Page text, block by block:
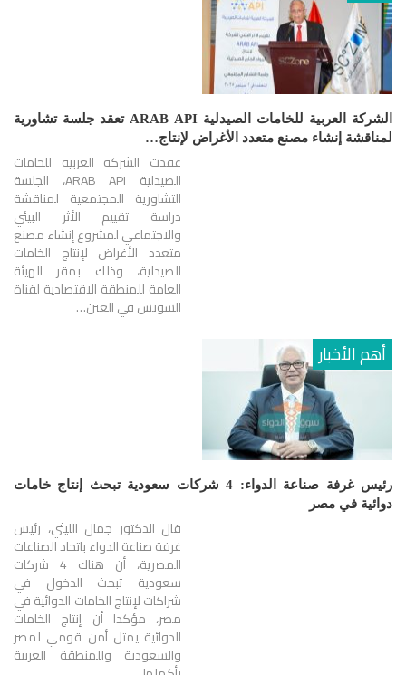
الشركة العربية للخامات الصيدلية ARAB API تعقد جلسة تشاورية
لمناقشة إنشاء مصنع متعدد الأغراض لإنتاج…
عقدت الشركة العربية للخامات
الصيدلية ARAB API، الجلسة
التشاورية المجتمعية لمناقشة
دراسة تقييم الأثر البيئي
والاجتماعي لمشروع إنشاء مصنع
متعدد الأغراض لإنتاج الخامات
الصيدلية، وذلك بمقر الهيئة
العامة للمنطقة الاقتصادية لقناة
السويس في العين…
أهم الأخبار
رئيس غرفة صناعة الدواء: 4 شركات سعودية تبحث إنتاج خامات
دوائية في مصر
قال الدكتور جمال الليثي، رئيس
غرفة صناعة الدواء باتحاد الصناعات
المصرية، أن هناك 4 شركات
سعودية تبحث الدخول في
شراكات لإنتاج الخامات الدوائية في
مصر، مؤكدا أن إنتاج الخامات
الدوائية يمثل أمن قومي لمصر
والسعودية وللمنطقة العربية